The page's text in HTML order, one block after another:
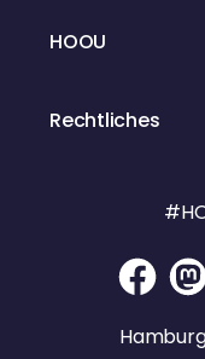
a
i
HOOU
Rechtliches